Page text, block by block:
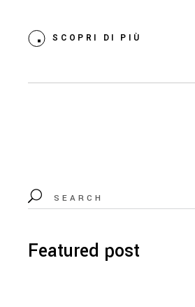
SCOPRI DI PIÙ
Featured post